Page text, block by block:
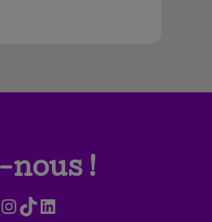
nous !
Instagram
TikTokLinkedIn